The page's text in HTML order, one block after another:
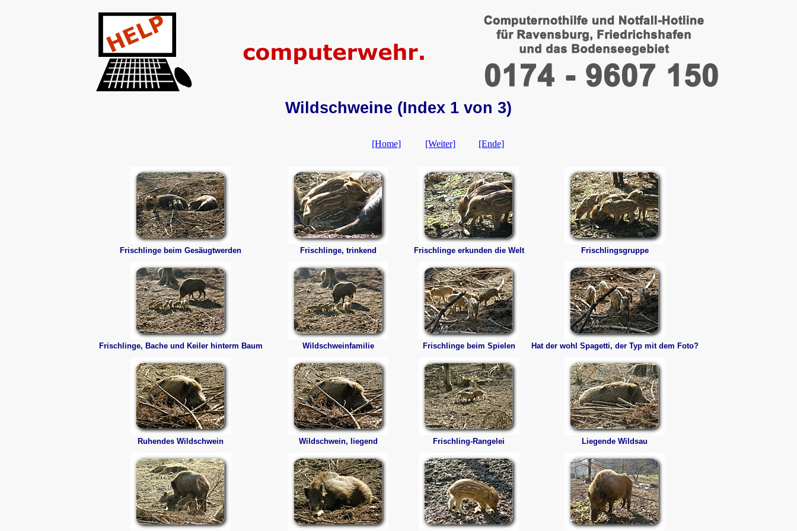
Wildschweine (Index 1 von 3)
[Home] [Weiter] [Ende]
Frischlinge beim Gesäugtwerden Frischlinge, trinkend Frischlinge erkunden die Welt Frischlingsgruppe
Frischlinge, Bache und Keiler hinterm Baum Wildschweinfamilie Frischlinge beim Spielen Hat der wohl Spagetti, der Typ mit dem Foto?
Ruhendes Wildschwein Wildschwein, liegend Frischling-Rangelei Liegende Wildsau